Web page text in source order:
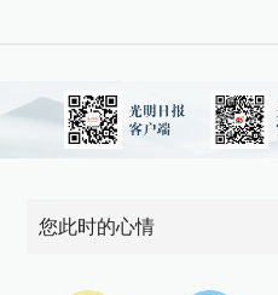
您此时的心情